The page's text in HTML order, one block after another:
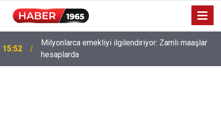
15:52
Milyonlarca emekliyi ilgilendiriyor: Zamlı maaşlar
hesaplarda